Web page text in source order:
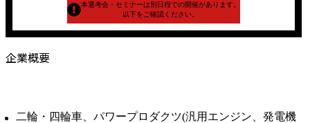
本選考会・セミナーは別日程での開催があります。
以下をご確認ください。
企業概要
二輪・四輪車、パワープロダクツ(汎用エンジン、発電機